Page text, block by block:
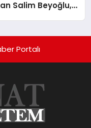
Salim Beyoğlu,
Portalı